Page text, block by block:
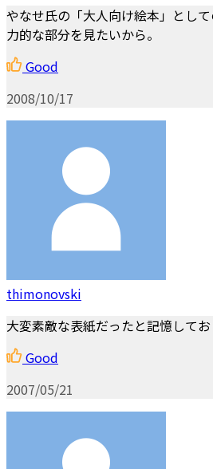
やなせ氏の「大人向け絵本」とし
力的な部分を見たいから。
Good
2008/10/17
thimonovski
大変素敵な表紙だったと記憶してお
Good
2007/05/21